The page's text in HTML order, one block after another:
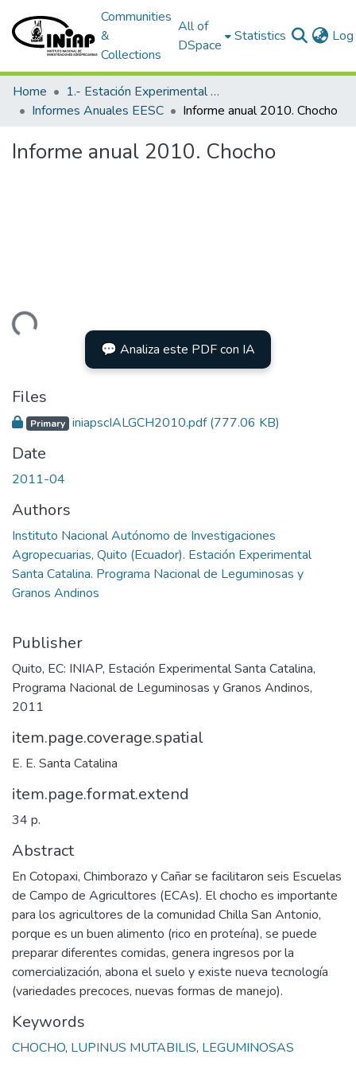
Communities
&
Collections
All of
DSpace
Statistics
Home
1.- Estación Experimental Santa Catalina
Informes Anuales EESC
Informe anual 2010. Chocho
Informe anual 2010. Chocho
💬 Analiza este PDF con IA
Files
Primary iniapscIALGCH2010.pdf(777.06 KB)
Date
2011-04
Authors
Instituto Nacional Autónomo de Investigaciones
Agropecuarias, Quito (Ecuador). Estación Experimental
Santa Catalina. Programa Nacional de Leguminosas y
Granos Andinos
Publisher
Quito, EC: INIAP, Estación Experimental Santa Catalina,
Programa Nacional de Leguminosas y Granos Andinos,
2011
item.page.coverage.spatial
E. E. Santa Catalina
item.page.format.extend
34 p.
Abstract
En Cotopaxi, Chimborazo y Cañar se facilitaron seis Escuelas
de Campo de Agricultores (ECAs). El chocho es importante
para los agricultores de la comunidad Chilla San Antonio,
porque es un buen alimento (rico en proteína), se puede
preparar diferentes comidas, genera ingresos por la
comercialización, abona el suelo y existe nueva tecnología
(variedades precoces, nuevas formas de manejo).
Keywords
CHOCHO, LUPINUS MUTABILIS, LEGUMINOSAS